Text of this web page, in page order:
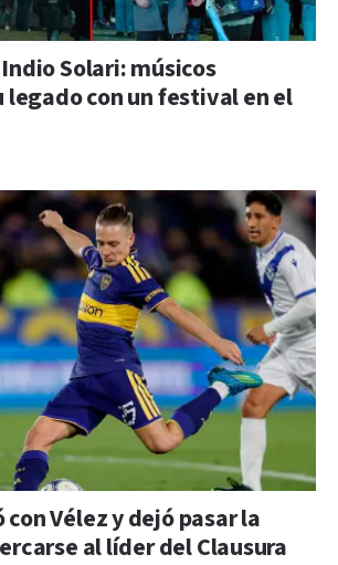
Solari: músicos
legado con un festival en el
Vélez y dejó pasar la
al líder del Clausura